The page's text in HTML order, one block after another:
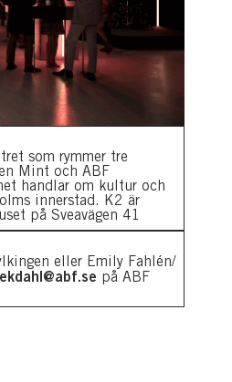
som rymmer tre
Mint och ABF
handlar om kultur och
innerstad. K2 är
på Sveavägen 41
eller Emily Fahlén/
på ABF